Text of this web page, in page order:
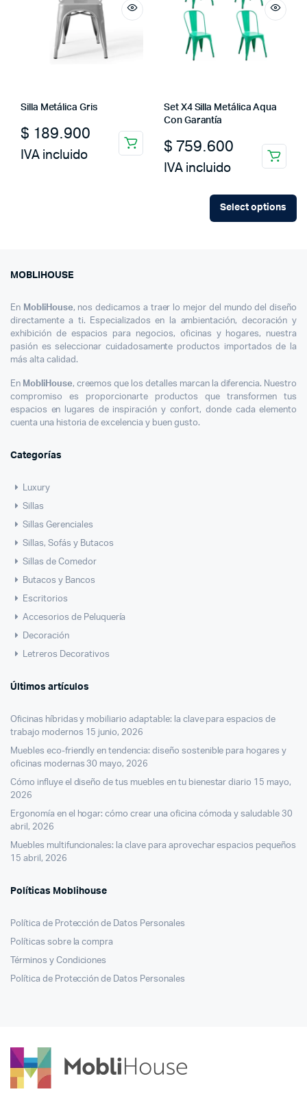
Silla Metálica Gris
$ 189.900
IVA incluido
Set X4 Silla Metálica Aqua
Con Garantía
$ 759.600
IVA incluido
Select options
MOBLIHOUSE
En MobliHouse, nos dedicamos a traer lo mejor del mundo del diseño
directamente a ti. Especializados en la ambientación, decoración y
exhibición de espacios para negocios, oficinas y hogares, nuestra
pasión es seleccionar cuidadosamente productos importados de la
más alta calidad.
En MobliHouse, creemos que los detalles marcan la diferencia. Nuestro
compromiso es proporcionarte productos que transformen tus
espacios en lugares de inspiración y confort, donde cada elemento
cuenta una historia de excelencia y buen gusto.
Categorías
Luxury
Sillas
Sillas Gerenciales
Sillas, Sofás y Butacos
Sillas de Comedor
Butacos y Bancos
Escritorios
Accesorios de Peluquería
Decoración
Letreros Decorativos
Últimos artículos
Oficinas híbridas y mobiliario adaptable: la clave para espacios de
trabajo modernos 15 junio, 2026
Muebles eco-friendly en tendencia: diseño sostenible para hogares y
oficinas modernas 30 mayo, 2026
Cómo influye el diseño de tus muebles en tu bienestar diario 15 mayo,
2026
Ergonomía en el hogar: cómo crear una oficina cómoda y saludable 30
abril, 2026
Muebles multifuncionales: la clave para aprovechar espacios pequeños
15 abril, 2026
Políticas Moblihouse
Política de Protección de Datos Personales
Políticas sobre la compra
Términos y Condiciones
Política de Protección de Datos Personales